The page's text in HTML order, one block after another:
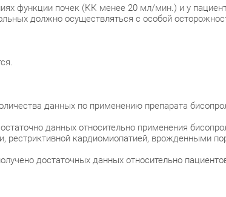
функции почек (КК менее 20 мл/мин.) и у
должно осуществляться с особой
данных по применению препарата
данных относительно применения
рестриктивной кардиомиопатией, врожденными
достаточных данных относительно